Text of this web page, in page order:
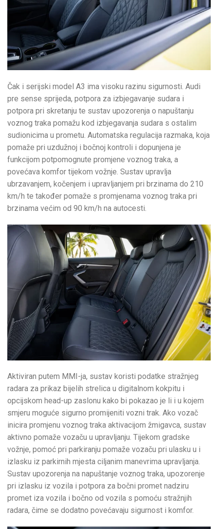
Čak i serijski model A3 ima visoku razinu sigurnosti. Audi
pre sense sprijeda, potpora za izbjegavanje sudara i
potpora pri skretanju te sustav upozorenja o napuštanju
voznog traka pomažu kod izbjegavanja sudara s ostalim
sudionicima u prometu. Automatska regulacija razmaka, koja
pomaže pri uzdužnoj i bočnoj kontroli i dopunjena je
funkcijom potpomognute promjene voznog traka, a
povećava komfor tijekom vožnje. Sustav upravlja
ubrzavanjem, kočenjem i upravljanjem pri brzinama do 210
km/h te također pomaže s promjenama voznog traka pri
brzinama većim od 90 km/h na autocesti.
Aktiviran putem MMI-ja, sustav koristi podatke stražnjeg
radara za prikaz bijelih strelica u digitalnom kokpitu i
opcijskom head-up zaslonu kako bi pokazao je li i u kojem
smjeru moguće sigurno promijeniti vozni trak. Ako vozač
inicira promjenu voznog traka aktivacijom žmigavca, sustav
aktivno pomaže vozaču u upravljanju. Tijekom gradske
vožnje, pomoć pri parkiranju pomaže vozaču pri ulasku u i
izlasku iz parkirnih mjesta ciljanim manevrima upravljanja.
Sustav upozorenja na napuštanje voznog traka, upozorenje
pri izlasku iz vozila i potpora za bočni promet nadziru
promet iza vozila i bočno od vozila s pomoću stražnjih
radara, čime se dodatno povećavaju sigurnost i komfor.